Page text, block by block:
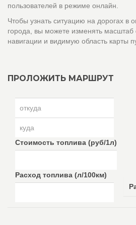
пользователей в режиме онлайн.
Чтобы узнать ситуацию на дорогах в
города, вы можете изменять
навигации и видимую область карты
ПРОЛОЖИТЬ МАРШРУТ
Стоимость топлива (руб/1л)
Расход топлива (л/100км)